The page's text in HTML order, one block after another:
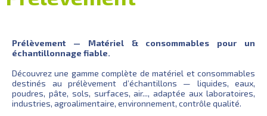
Prélèvement — Matériel & consommables pour un
échantillonnage fiable.
Découvrez une gamme complète de matériel et consommables
destinés au prélèvement d’échantillons — liquides, eaux,
poudres, pâte, sols, surfaces, air..., adaptée aux laboratoires,
industries, agroalimentaire, environnement, contrôle qualité.